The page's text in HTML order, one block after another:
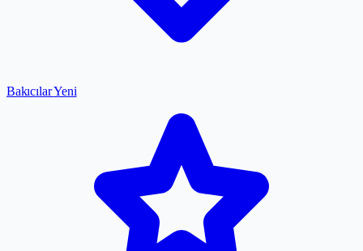
BakıcılarYeni